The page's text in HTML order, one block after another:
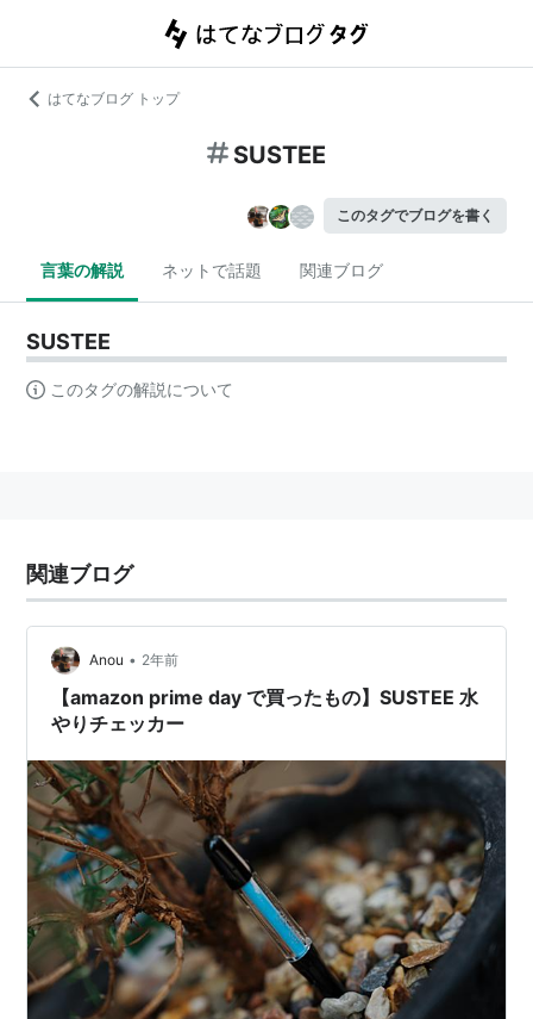
はてなブログ トップ
SUSTEE
このタグでブログを書く
言葉の解説 ネットで話題 関連ブログ
SUSTEE
このタグの解説について
関連ブログ
Anou • 2年前
【amazon prime day で買ったもの】SUSTEE 水
やりチェッカー